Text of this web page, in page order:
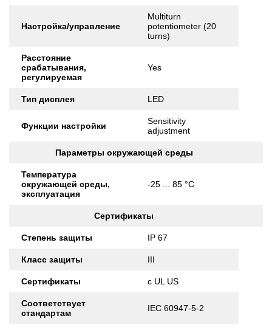
Настройка/управление
Multiturn
potentiometer (20
turns)
Расстояние
срабатывания,
регулируемая
Yes
Тип дисплея LED
Функции настройки
Sensitivity
adjustment
Параметры окружающей среды
Температура
окружающей среды,
эксплуатация
-25 ... 85 °C
Сертификаты
Степень защиты IP 67
Класс защиты III
Сертификаты c UL US
Соответствует
стандартам
IEC 60947-5-2